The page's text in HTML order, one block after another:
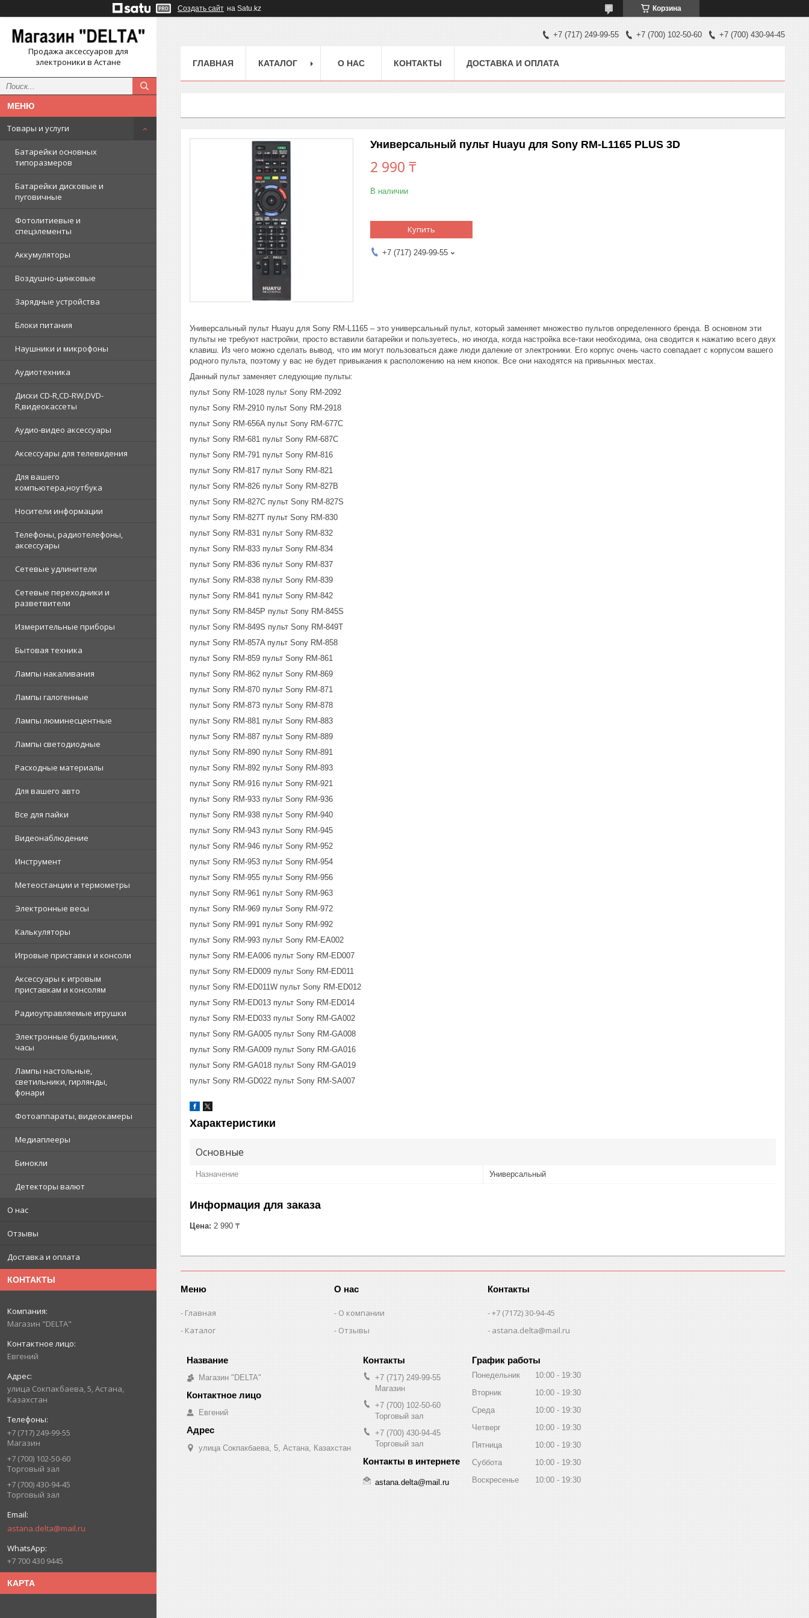
Создать сайт на Satu.kz Корзина
Продажа аксессуаров для
электроники в Астане
Товары и услуги
Батарейки основных
типоразмеров
Батарейки дисковые и
пуговичные
Фотолитиевые и
спецэлементы
Аккумуляторы
Воздушно-цинковые
Зарядные устройства
Блоки питания
Наушники и микрофоны
Аудиотехника
Диски CD-R,CD-RW,DVD-
R,видеокассеты
Аудио-видео аксессуары
Аксессуары для телевидения
Для вашего
компьютера,ноутбука
Носители информации
Телефоны, радиотелефоны,
аксессуары
Сетевые удлинители
Сетевые переходники и
разветвители
Измерительные приборы
Бытовая техника
Лампы накаливания
Лампы галогенные
Лампы люминесцентные
Лампы светодиодные
Расходные материалы
Для вашего авто
Все для пайки
Видеонаблюдение
Инструмент
Метеостанции и термометры
Электронные весы
Калькуляторы
Игровые приставки и консоли
Аксессуары к игровым
приставкам и консолям
Радиоуправляемые игрушки
Электронные будильники,
часы
Лампы настольные,
светильники, гирлянды,
фонари
Фотоаппараты, видеокамеры
Медиаплееры
Бинокли
Детекторы валют
О нас
Отзывы
Доставка и оплата
КОНТАКТЫ
Магазин "DELTA"
Евгений
улица Сокпакбаева, 5, Астана,
Казахстан
+7 (717) 249-99-55
Магазин
+7 (700) 102-50-60
Торговый зал
+7 (700) 430-94-45
Торговый зал
astana.delta@mail.ru
+7 700 430 9445
КАРТА
+7 (717) 249-99-55 +7 (700) 102-50-60 +7 (700) 430-94-45
ГЛАВНАЯ КАТАЛОГ О НАС КОНТАКТЫ ДОСТАВКА И ОПЛАТА
Универсальный пульт Huayu для Sony RM-L1165 PLUS 3D
2 990 ₸
В наличии
Купить
+7 (717) 249-99-55
Универсальный пульт Huayu для Sony RM-L1165 – это универсальный пульт, который заменяет множество пультов определенного бренда. В основном эти
пульты не требуют настройки, просто вставили батарейки и пользуетесь, но иногда, когда настройка все-таки необходима, она сводится к нажатию всего двух
клавиш. Из чего можно сделать вывод, что им могут пользоваться даже люди далекие от электроники. Его корпус очень часто совпадает с корпусом вашего
родного пульта, поэтому у вас не будет привыкания к расположению на нем кнопок. Все они находятся на привычных местах.
Данный пульт заменяет следующие пульты:
пульт Sony RM-1028 пульт Sony RM-2092
пульт Sony RM-2910 пульт Sony RM-2918
пульт Sony RM-656A пульт Sony RM-677C
пульт Sony RM-681 пульт Sony RM-687C
пульт Sony RM-791 пульт Sony RM-816
пульт Sony RM-817 пульт Sony RM-821
пульт Sony RM-826 пульт Sony RM-827B
пульт Sony RM-827C пульт Sony RM-827S
пульт Sony RM-827T пульт Sony RM-830
пульт Sony RM-831 пульт Sony RM-832
пульт Sony RM-833 пульт Sony RM-834
пульт Sony RM-836 пульт Sony RM-837
пульт Sony RM-838 пульт Sony RM-839
пульт Sony RM-841 пульт Sony RM-842
пульт Sony RM-845P пульт Sony RM-845S
пульт Sony RM-849S пульт Sony RM-849T
пульт Sony RM-857A пульт Sony RM-858
пульт Sony RM-859 пульт Sony RM-861
пульт Sony RM-862 пульт Sony RM-869
пульт Sony RM-870 пульт Sony RM-871
пульт Sony RM-873 пульт Sony RM-878
пульт Sony RM-881 пульт Sony RM-883
пульт Sony RM-887 пульт Sony RM-889
пульт Sony RM-890 пульт Sony RM-891
пульт Sony RM-892 пульт Sony RM-893
пульт Sony RM-916 пульт Sony RM-921
пульт Sony RM-933 пульт Sony RM-936
пульт Sony RM-938 пульт Sony RM-940
пульт Sony RM-943 пульт Sony RM-945
пульт Sony RM-946 пульт Sony RM-952
пульт Sony RM-953 пульт Sony RM-954
пульт Sony RM-955 пульт Sony RM-956
пульт Sony RM-961 пульт Sony RM-963
пульт Sony RM-969 пульт Sony RM-972
пульт Sony RM-991 пульт Sony RM-992
пульт Sony RM-993 пульт Sony RM-EA002
пульт Sony RM-EA006 пульт Sony RM-ED007
пульт Sony RM-ED009 пульт Sony RM-ED011
пульт Sony RM-ED011W пульт Sony RM-ED012
пульт Sony RM-ED013 пульт Sony RM-ED014
пульт Sony RM-ED033 пульт Sony RM-GA002
пульт Sony RM-GA005 пульт Sony RM-GA008
пульт Sony RM-GA009 пульт Sony RM-GA016
пульт Sony RM-GA018 пульт Sony RM-GA019
пульт Sony RM-GD022 пульт Sony RM-SA007
Характеристики
Основные
Назначение Универсальный
Информация для заказа
Цена: 2 990 ₸
Меню
Главная
Каталог
О нас
О компании
Отзывы
Контакты
+7 (7172) 30-94-45
astana.delta@mail.ru
Магазин "DELTA"
Евгений
улица Сокпакбаева, 5, Астана, Казахстан
+7 (717) 249-99-55
Магазин
+7 (700) 102-50-60
Торговый зал
+7 (700) 430-94-45
Торговый зал
astana.delta@mail.ru
График работы
Понедельник 10:00
19:30
Вторник
10:00
19:30
Среда
10:00
19:30
Четверг
10:00
19:30
Пятница
10:00
19:30
Суббота
10:00
19:30
Воскресенье
10:00 19:30